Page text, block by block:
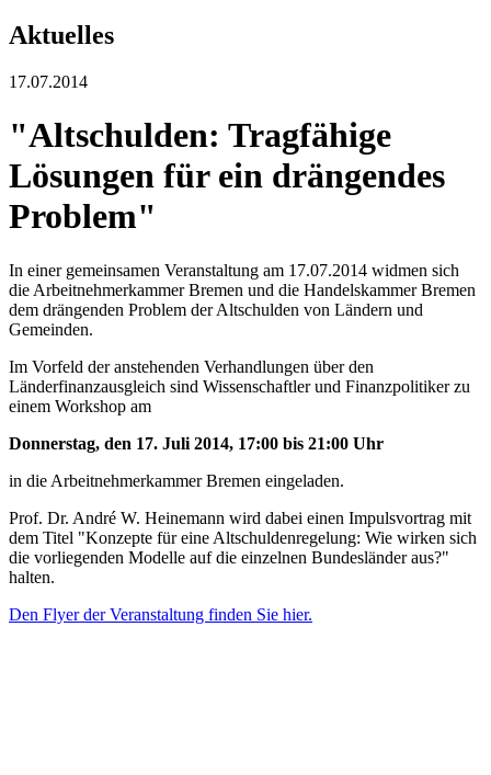
Aktuelles
17.07.2014
"Altschulden: Tragfähige
Lösungen für ein drängendes
Problem"
In einer gemeinsamen Veranstaltung am 17.07.2014 widmen sich
die Arbeitnehmerkammer Bremen und die Handelskammer Bremen
dem drängenden Problem der Altschulden von Ländern und
Gemeinden.
Im Vorfeld der anstehenden Verhandlungen über den
Länderfinanzausgleich sind Wissenschaftler und Finanzpolitiker zu
einem Workshop am
Donnerstag, den 17. Juli 2014, 17:00 bis 21:00 Uhr
in die Arbeitnehmerkammer Bremen eingeladen.
Prof. Dr. André W. Heinemann wird dabei einen Impulsvortrag mit
dem Titel "Konzepte für eine Altschuldenregelung: Wie wirken sich
die vorliegenden Modelle auf die einzelnen Bundesländer aus?"
halten.
Den Flyer der Veranstaltung finden Sie hier.